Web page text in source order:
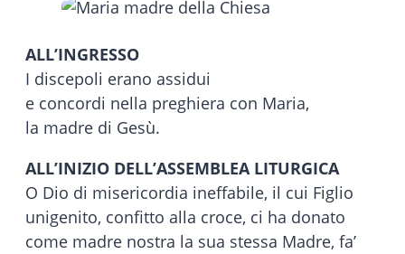
ALL’INGRESSO
I discepoli erano assidui
e concordi nella preghiera con Maria,
la madre di Gesù.
ALL’INIZIO DELL’ASSEMBLEA LITURGICA
O Dio di misericordia ineffabile, il cui Figlio
unigenito, confitto alla croce, ci ha donato
come madre nostra la sua stessa Madre, fa’